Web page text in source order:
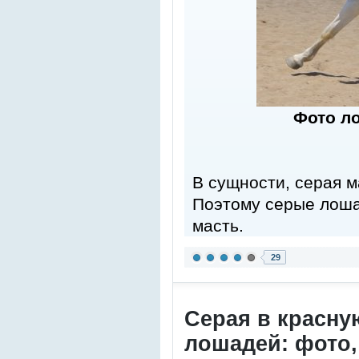
Фото
В сущности, серая
Поэтому серые
масть.
29
Серая в
лошадей: